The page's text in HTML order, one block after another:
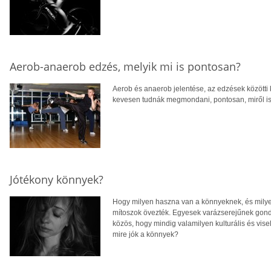
Aerob-anaerob edzés, melyik mi is pontosan?
Aerob és anaerob jelentése, az edzések
kevesen tudnák megmondani, pontosan, miről
Jótékony könnyek?
Hogy milyen haszna van a könnyeknek, és
mítoszok övezték. Egyesek varázserejűnek
közös, hogy mindig valamilyen kulturális és
mire jók a könnyek?